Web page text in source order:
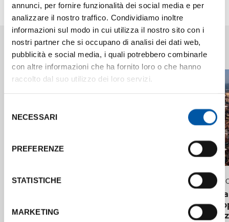
annunci, per fornire funzionalità dei social media e per
analizzare il nostro traffico. Condividiamo inoltre
informazioni sul modo in cui utilizza il nostro sito con i
nostri partner che si occupano di analisi dei dati web,
pubblicità e social media, i quali potrebbero combinarle
con altre informazioni che ha fornito loro o che hanno
raccolto dal suo utilizzo dei loro servizi.
delNECESSARI
PREFERENZE
STATISTICHE
MARKETING
Articoli in evidenza
29 GIUGNO 2026
2026
19
2025: